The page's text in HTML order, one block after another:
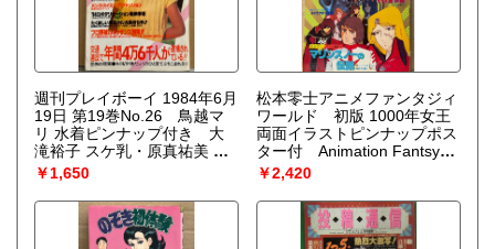
週刊プレイボーイ 1984年6月
19日 第19巻No.26 鳥越マ
リ 水着ピンナップ付き 大
滝裕子 スケ乳・原真祐美 ビ
キニ・木村恵子 ヌード・青
田浩子 短パンタンクトッ
プ・小林麻美・山本ゆかり・
新体操のヒロイン5人 大塚裕
子など 他 表紙/菊池桃子
￥1,650
松本零士アニメファンタジィ
ワールド 初版 1000年女王
両面イラストピンナップポス
ター付 Animation Fantsy
World ジ・アニメ臨時増刊
宇宙戦艦ヤマト・銀河鉄道
999・宇宙海賊キャプテンハ
ーロック・マリンスノーの伝
説 他 松本零士特別監修
￥2,420